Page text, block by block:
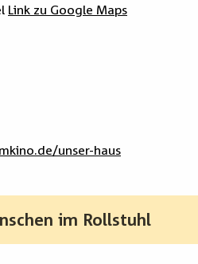
Link zu Google Maps
unser-haus
im Rollstuhl